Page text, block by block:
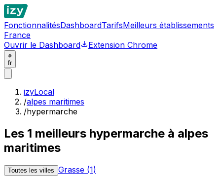
FonctionnalitésDashboardTarifsMeilleurs établissements
France
Ouvrir le Dashboard
Extension Chrome
fr
izyLocal
/alpes maritimes
/hypermarche
Les 1 meilleurs hypermarche à alpes
maritimes
Toutes les villes Grasse (1)